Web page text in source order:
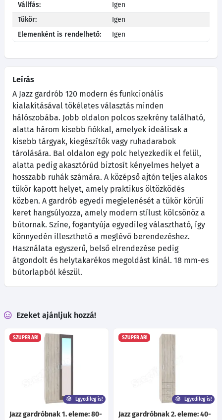
Vállfás:
Igen
Tükör:
Igen
Elemenként is rendelhető:
Igen
Leírás
A Jazz gardrób 120 modern és funkcionális
kialakításával tökéletes választás minden
hálószobába. Jobb oldalon polcos szekrény található,
alatta három kisebb fiókkal, amelyek ideálisak a
kisebb tárgyak, kiegészítők vagy ruhadarabok
tárolására. Bal oldalon egy polc helyezkedik el felül,
alatta pedig akasztórúd biztosít kényelmes helyet a
hosszabb ruhák számára. A középső ajtón teljes alakos
tükör kapott helyet, amely praktikus öltözködés
közben. A gardrób egyedi megjelenését a tükör körüli
keret hangsúlyozza, amely modern stílust kölcsönöz a
bútornak. Színe, fogantyúja egyedileg választható, így
könnyedén illeszthető a meglévő berendezéshez.
Használata egyszerű, belső elrendezése pedig
átgondolt és helytakarékos megoldást kínál. 18 mm-es
bútorlapból készül.
Ezeket ajánljuk hozzá!
SZUPER ÁR!
Egyedileg is!
Jazz gardróbnak 1. eleme: 80-
SZUPER ÁR!
Egyedileg is!
Jazz gardróbnak 2. eleme: 40-